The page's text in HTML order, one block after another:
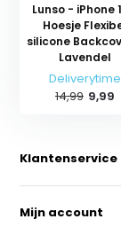
Lunso - iPhone
Hoesje
silicone
Lavendel
Deliverytime
14,99 9,99
Klantenservice
Mijn account